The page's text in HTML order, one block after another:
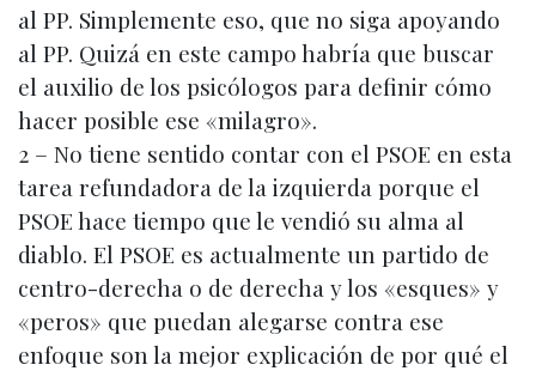
al PP. Simplemente eso, que no siga apoyando
al PP. Quizá en este campo habría que buscar
el auxilio de los psicólogos para definir cómo
hacer posible ese «milagro».
2 – No tiene sentido contar con el PSOE en esta
tarea refundadora de la izquierda porque el
PSOE hace tiempo que le vendió su alma al
diablo. El PSOE es actualmente un partido de
centro-derecha o de derecha y los «esques» y
«peros» que puedan alegarse contra ese
enfoque son la mejor explicación de por qué el